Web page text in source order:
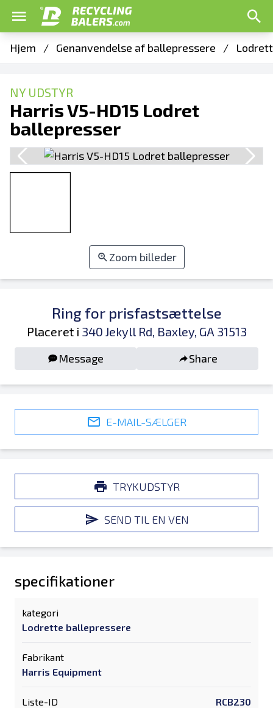
Hjem / Genanvendelse af ballepressere /
NY UDSTYR
Harris V5-HD15 Lodret
ballepresser
Zoom billeder
Ring for prisfastsættelse
Placeret i 340 Jekyll Rd, Baxley, GA 31513
Message Share
E-MAIL-SÆLGER
TRYKUDSTYR
SEND TIL EN VEN
specifikationer
kategori
Lodrette ballepressere
Fabrikant
Harris Equipment
Liste-ID RCB230